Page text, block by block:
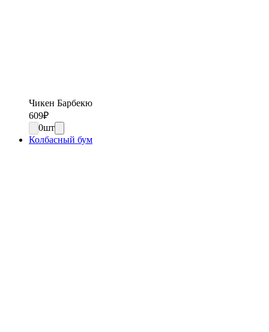
Чикен Барбекю
609₽
0шт
Колбасный бум